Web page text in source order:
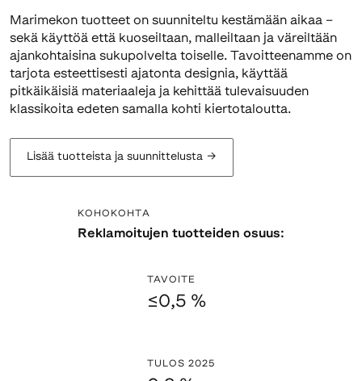
Marimekon tuotteet on suunniteltu kestämään aikaa –
sekä käyttöä että kuoseiltaan, malleiltaan ja väreiltään
ajankohtaisina sukupolvelta toiselle. Tavoitteenamme on
tarjota esteettisesti ajatonta designia, käyttää
pitkäikäisiä materiaaleja ja kehittää tulevaisuuden
klassikoita edeten samalla kohti kiertotaloutta.
Lisää tuotteista ja suunnittelusta →
KOHOKOHTA
Reklamoitujen tuotteiden osuus:
TAVOITE
≤0,5 %
TULOS 2025